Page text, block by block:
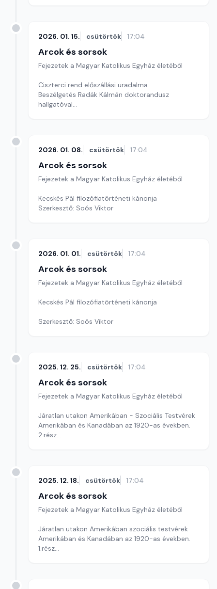
2026. 01. 15. csütörtök 17:04
Arcok és sorsok
Fejezetek a Magyar Katolikus Egyház életéből
Ciszterci rend előszállási uradalma
Beszélgetés Radák Kálmán doktorandusz
hallgatóval
2026. 01. 08. csütörtök 17:04
Arcok és sorsok
Fejezetek a Magyar Katolikus Egyház életéből
Kecskés Pál filozófiatörténeti kánonja
Szerkesztő: Soós Viktor
2026. 01. 01. csütörtök 17:04
Arcok és sorsok
Fejezetek a Magyar Katolikus Egyház életéből
Kecskés Pál filozófiatörténeti kánonja
Szerkesztő: Soós Viktor
2025. 12. 25. csütörtök 17:04
Arcok és sorsok
Fejezetek a Magyar Katolikus Egyház életéből
Járatlan utakon Amerikában - Szociális Testvérek
Amerikában és Kanadában az 1920-as években.
2.rész
2025. 12. 18. csütörtök 17:04
Arcok és sorsok
Fejezetek a Magyar Katolikus Egyház életéből
Járatlan utakon Amerikában szociális testvérek
Amerikában és Kanadában az 1920-as években.
1.rész